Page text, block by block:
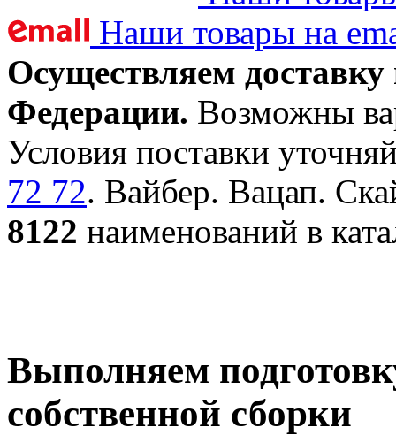
Наши товары на
Осуществляем
Федерации. Возможны
Условия поставки
72 72. Вайбер. Вацап.
8122 наименований в
Выполняем
собственной сборки